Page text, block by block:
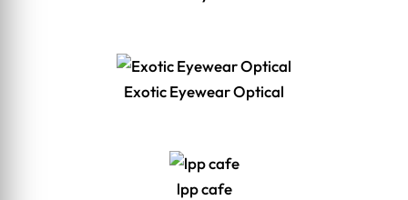
Exotic Eyewear Optical
lpp cafe